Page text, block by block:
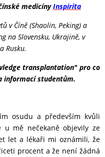
medicínyInspirita
v Číně (Shaolin, Peking) a
na Slovensku, Ukrajině, v
Rusku.
transplantation" pro co
informací studentům.
osudu a především kvůli
u mě nečekaně objevily ze
let a lékaři mi oznámili, že
procent a že není žádná